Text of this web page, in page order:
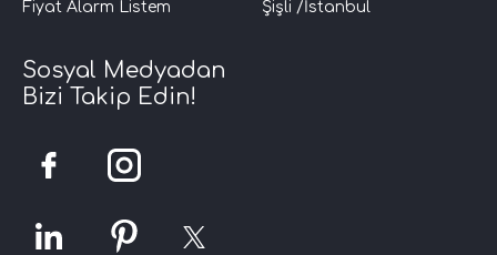
Fiyat Alarm Listem
Şişli /İstanbul
Sosyal Medyadan
Bizi Takip Edin!